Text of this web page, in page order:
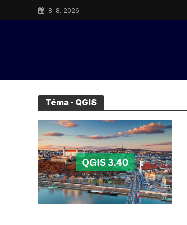
8. 8. 2026
Téma - QGIS